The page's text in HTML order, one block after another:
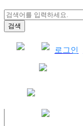
로그인